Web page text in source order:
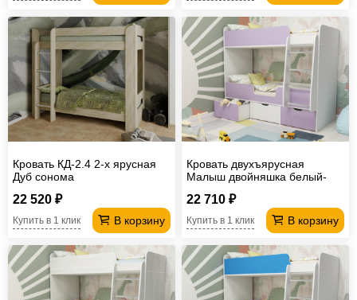
Кровать КД-2.4 2-х ярусная
Дуб сонома
22 520 ₽
В корзину
Купить в 1 клик
Кровать двухъярусная
Малыш двойняшка белый-
22 710 ₽
В корзину
Купить в 1 клик